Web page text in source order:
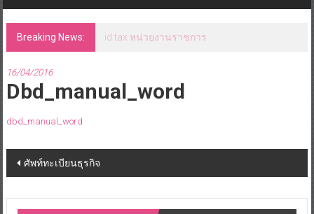
Breaking News: id tax หน่วยงานราชการ
16/04/2016
Dbd_manual_word
dbd_manual_word
Post
navigation
ศัพท์ทะเบียนธุรกิจ